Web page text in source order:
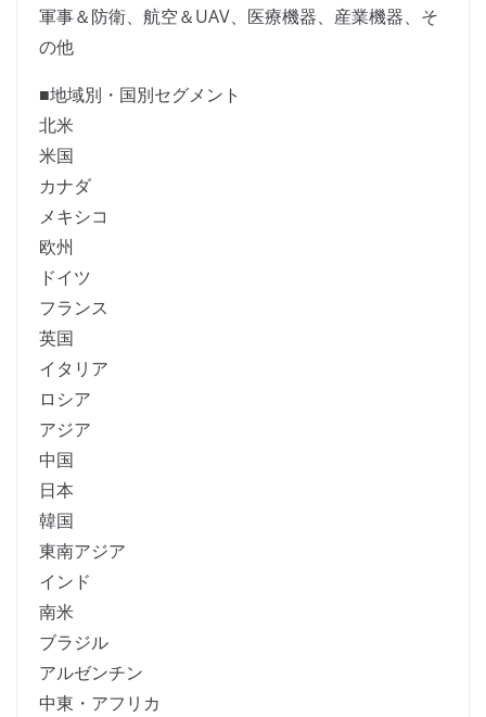
軍事＆防衛、航空＆UAV、医療機器、産業機器、そ
の他
■地域別・国別セグメント
北米
米国
カナダ
メキシコ
欧州
ドイツ
フランス
英国
イタリア
ロシア
アジア
中国
日本
韓国
東南アジア
インド
南米
ブラジル
アルゼンチン
中東・アフリカ